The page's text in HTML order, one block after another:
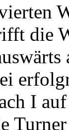
die
I